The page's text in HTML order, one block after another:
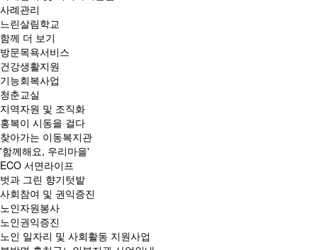
사례관리
느린살림학교
함께 더 보기
방문목욕서비스
건강생활지원
기능회복사업
청춘교실
지역자원 및 조직화
홍복이 시동을 걸다
찾아가는 이동복지관
'함께해요, 우리마을'
ECO 서면라이프
벗과 그린 향기텃밭
사회참여 및 권익증진
노인자원봉사
노인권익증진
노인 일자리 및 사회활동 지원사업